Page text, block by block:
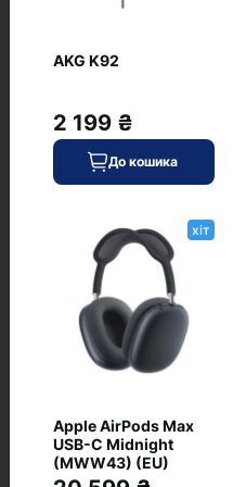
Питання та
+
першим і
AKG K92
2 199 ₴
До кошика
хіт
Apple AirPods Max
USB-C Midnight
(MWW43) (EU)